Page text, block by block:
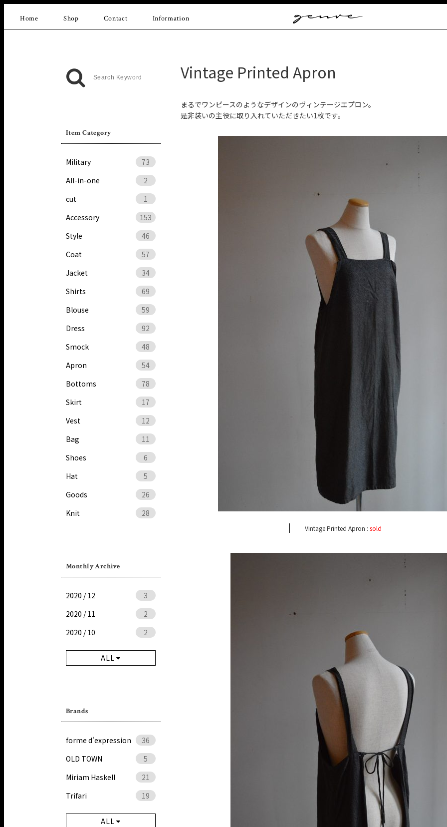
Vintage
Home Shop Contact Information
Item Category
Military
73
All-in-one
2
cut
1
Accessory
153
Style
46
Coat
57
Jacket
34
Shirts
69
Blouse
59
Dress
92
Smock
48
Apron
54
Bottoms
78
Skirt
17
Vest
12
Bag
11
Shoes
6
Hat
5
Goods
26
Knit
28
Monthly Archive
2020 / 12
3
2020 / 11
2
2020 / 10
2
ALL
Brands
forme d'expression
36
OLD TOWN
5
Miriam Haskell
21
Trifari
19
ALL
Vintage Printed Apron
まるでワンピースのようなデザインのヴィンテージエプロン。
是非装いの主役に取り入れていただきたい1枚です。
Vintage Printed Apron : sold